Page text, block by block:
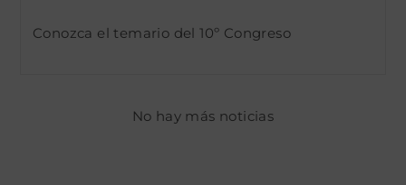
entrada:
Conozca el temario del 10º Congreso
No hay más noticias